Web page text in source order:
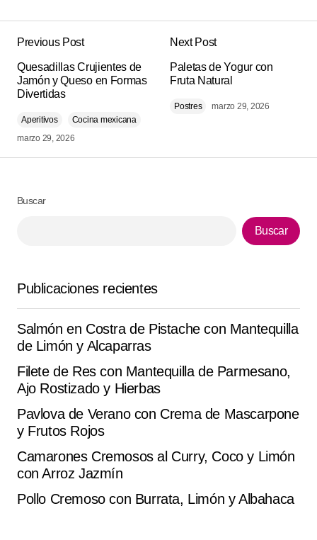
publicada. Los campos obligatorios están
marcados con
Comment*
Guarda mi nombre, correo electrónico y web en este
Submit Comment
Previous Post
Quesadillas Crujientes de
Jamón y Queso en Formas
Divertidas
Aperitivos
Cocina mexicana
marzo 29, 2026
Next Post
Paletas de Yogur con
Fruta Natural
Postres marzo 29, 2026
Buscar
Buscar
Publicaciones recientes
Salmón en Costra de Pistache con Mantequilla
de Limón y Alcaparras
Filete de Res con Mantequilla de Parmesano,
Ajo Rostizado y Hierbas
Pavlova de Verano con Crema de Mascarpone
y Frutos Rojos
Camarones Cremosos al Curry, Coco y Limón
con Arroz Jazmín
Pollo Cremoso con Burrata, Limón y Albahaca